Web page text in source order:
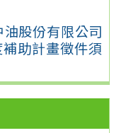
股份有限公司
助計畫徵件須